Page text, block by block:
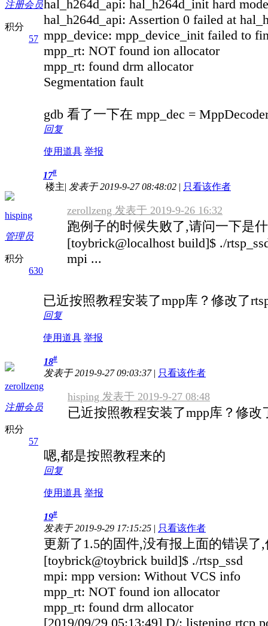
注册会员
积分
57
hal_h264d_api: hal_h264d_init hard
hal_h264d_api: Assertion 0 failed at
mpp_device: mpp_device_init failed to
mpp_rt: NOT found ion allocator
mpp_rt: found drm allocator
Segmentation fault
gdb 看了一下在 mpp_dec =
回复
使用道具 举报
hisping
管理员
积分
630
17#
楼主| 发表于 2019-9-27 08:48:02 | 只看该作者
zerollzeng 发表于 2019-9-26 16:32
跑例子的时候失败了,请问一下是
[toybrick@localhost build]$ ./
mpi ...
已近按照教程安装了mpp库？修改了
回复
使用道具 举报
zerollzeng
注册会员
积分
57
18#
发表于 2019-9-27 09:03:37 | 只看该作者
hisping 发表于 2019-9-27 08:48
已近按照教程安装了mpp库？修
嗯,都是按照教程来的
回复
使用道具 举报
19#
发表于 2019-9-29 17:15:25 | 只看该作者
更新了1.5的固件,没有报上面的错误
[toybrick@toybrick build]$ ./rtsp_ssd
mpi: mpp version: Without VCS info
mpp_rt: NOT found ion allocator
mpp_rt: found drm allocator
[2019/09/29 05:13:49] D/: listening rtcp